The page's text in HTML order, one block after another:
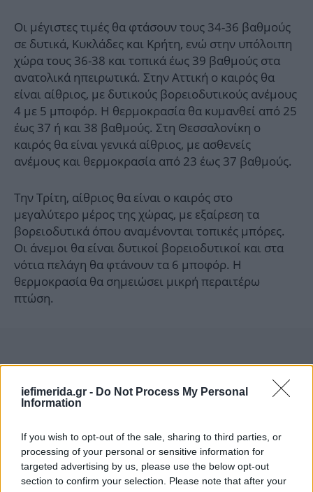
iefimerida.gr - Do Not Process My Personal
Information
If you wish to opt-out of the sale, sharing to third parties, or
processing of your personal or sensitive information for
targeted advertising by us, please use the below opt-out
section to confirm your selection. Please note that after your
Οι μέγιστες τιμές θα φτάσουν τους 34-36 βαθμούς
σε δυτικά, Κυκλάδες και Κρήτη, ενώ στην υπόλοιπη
χώρα τους 36-38 και τοπικά έως 39 βαθμούς στα
ανατολικά ηπειρωτικά. Στην Αττική ο καιρός θα
είναι αίθριος, με δυτικούς βορειοδυτικούς ανέμους
4 με 5 μποφόρ. Η θερμοκρασία θα κυμανθεί από 25
έως 37 ή και 38 βαθμούς. Στη Θεσσαλονίκη ο
καιρός θα είναι γενικά αίθριος, με ασθενείς
ανέμους και θερμοκρασία από 23 έως 37 βαθμούς.
Την Τρίτη, αίθριος θα είναι ο καιρός στο
μεγαλύτερο μέρος της χώρας, με εξαίρεση τα
βορειοδυτικά όπου αναμένονται τοπικές μπόρες.
Οι άνεμοι θα είναι δυτικοί βορειοδυτικοί και στα
νότια πελάγη θα φτάνουν τα 6 μποφόρ. Η
θερμοκρασία θα σημειώσει μικρή περαιτέρω
πτώση.